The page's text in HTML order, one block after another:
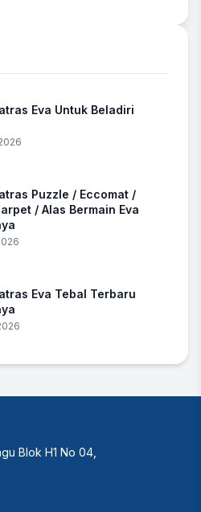
Eva Untuk Beladiri
Puzzle / Eccomat /
/ Alas Bermain Eva
Eva Tebal Terbaru
Blok H1 No 04,